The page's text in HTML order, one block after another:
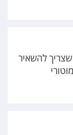
להשאיר